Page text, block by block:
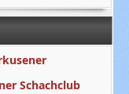
Schachclub